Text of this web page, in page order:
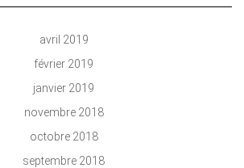
avril 2019
février 2019
janvier 2019
novembre 2018
octobre 2018
septembre 2018